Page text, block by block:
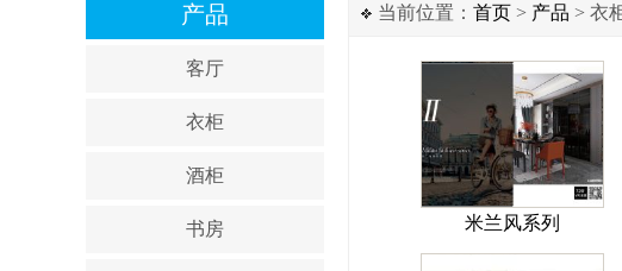
产品
客厅
衣柜
酒柜
书房
当前位置： 首页 > 产品 > 衣
米兰风系列